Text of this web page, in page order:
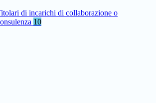
di incarichi di collaborazione o
10